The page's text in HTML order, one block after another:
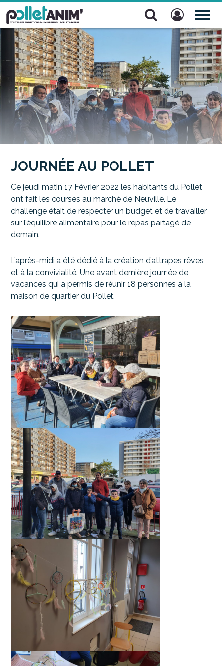
Pollet Anim'
JOURNÉE AU POLLET
Ce jeudi matin 17 Février 2022 les habitants du Pollet
ont fait les courses au marché de Neuville. Le
challenge était de respecter un budget et de travailler
sur l’équilibre alimentaire pour le repas partagé de
demain.
L’après-midi a été dédié à la création d’attrapes rêves
et à la convivialité. Une avant dernière journée de
vacances qui a permis de réunir 18 personnes à la
maison de quartier du Pollet.